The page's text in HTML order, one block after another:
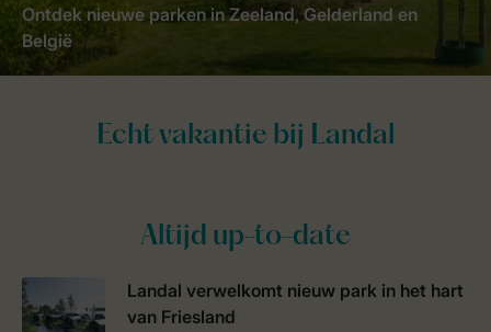
Ontdek nieuwe parken in Zeeland, Gelderland en
België
Altijd up-to-date
Landal verwelkomt nieuw park in het hart
van Friesland